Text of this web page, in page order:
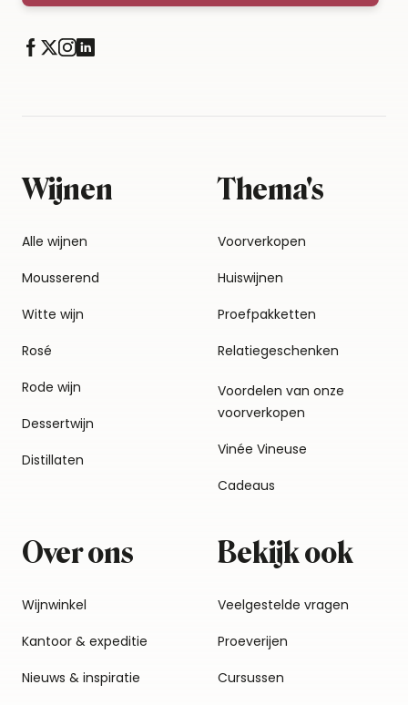
Wijnen
Alle wijnen
Mousserend
Witte wijn
Rosé
Rode wijn
Dessertwijn
Distillaten
Thema's
Voorverkopen
Huiswijnen
Proefpakketten
Relatiegeschenken
Voordelen van onze
voorverkopen
Vinée Vineuse
Cadeaus
Over ons
Wijnwinkel
Kantoor & expeditie
Nieuws & inspiratie
Bekijk ook
Veelgestelde vragen
Proeverijen
Cursussen